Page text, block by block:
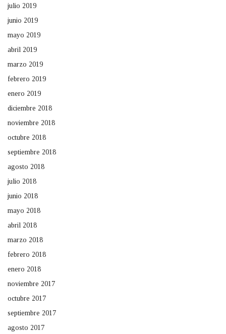
julio 2019
junio 2019
mayo 2019
abril 2019
marzo 2019
febrero 2019
enero 2019
diciembre 2018
noviembre 2018
octubre 2018
septiembre 2018
agosto 2018
julio 2018
junio 2018
mayo 2018
abril 2018
marzo 2018
febrero 2018
enero 2018
noviembre 2017
octubre 2017
septiembre 2017
agosto 2017